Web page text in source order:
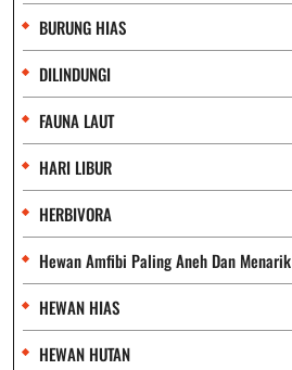
BURUNG HIAS
DILINDUNGI
FAUNA LAUT
HARI LIBUR
HERBIVORA
Hewan Amfibi Paling Aneh Dan Menarik
HEWAN HIAS
HEWAN HUTAN